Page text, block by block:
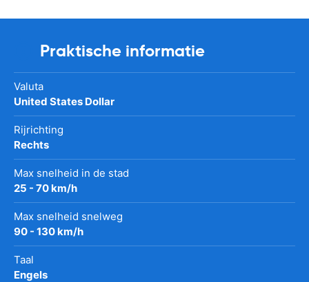
Praktische informatie
Valuta
United States Dollar
Rijrichting
Rechts
Max snelheid in de stad
25 - 70 km/h
Max snelheid snelweg
90 - 130 km/h
Taal
Engels